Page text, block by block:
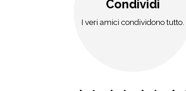
Condividi
I veri amici condividono tutto.